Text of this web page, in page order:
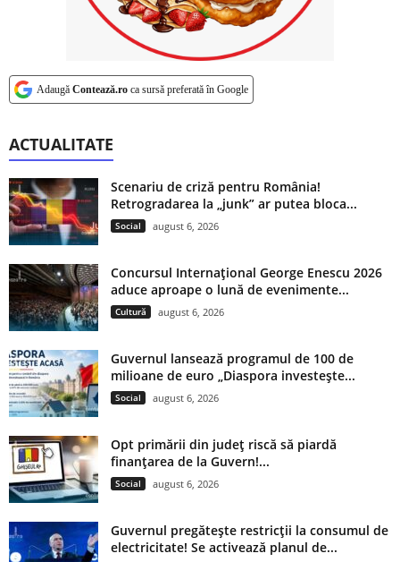
Adaugă Contează.ro ca sursă preferată în Google
ACTUALITATE
Scenariu de criză pentru România!
Retrogradarea la „junk” ar putea bloca...
Social august 6, 2026
Concursul Internațional George Enescu 2026
aduce aproape o lună de evenimente...
Cultură august 6, 2026
Guvernul lansează programul de 100 de
milioane de euro „Diaspora investește...
Social august 6, 2026
Opt primării din județ riscă să piardă
finanțarea de la Guvern!...
Social august 6, 2026
Guvernul pregătește restricții la consumul de
electricitate! Se activează planul de...